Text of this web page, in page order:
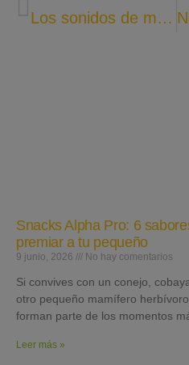
Los sonidos de mi cobaya
Snacks Alpha Pro: 6
premiar a tu pequeño
9 junio, 2026 No hay comentarios
Si convives con un conejo,
otro pequeño mamífero
forman parte de los momentos
Leer más »